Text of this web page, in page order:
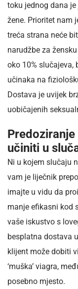
toku jednog dana
žene. Prioritet nam
treća strana neće
narudžbe za
oko 10% slučajeva,
učinaka na
Dostava je uvijek
uobičajenih
učiniti u
Ni u kojem slučaju
vam je liječnik
imajte u vidu da
manje efikasni kod
vaše iskustvo s
besplatna dostava
klijent može dobiti
‘muška’ viagra,
posebno mjesto.